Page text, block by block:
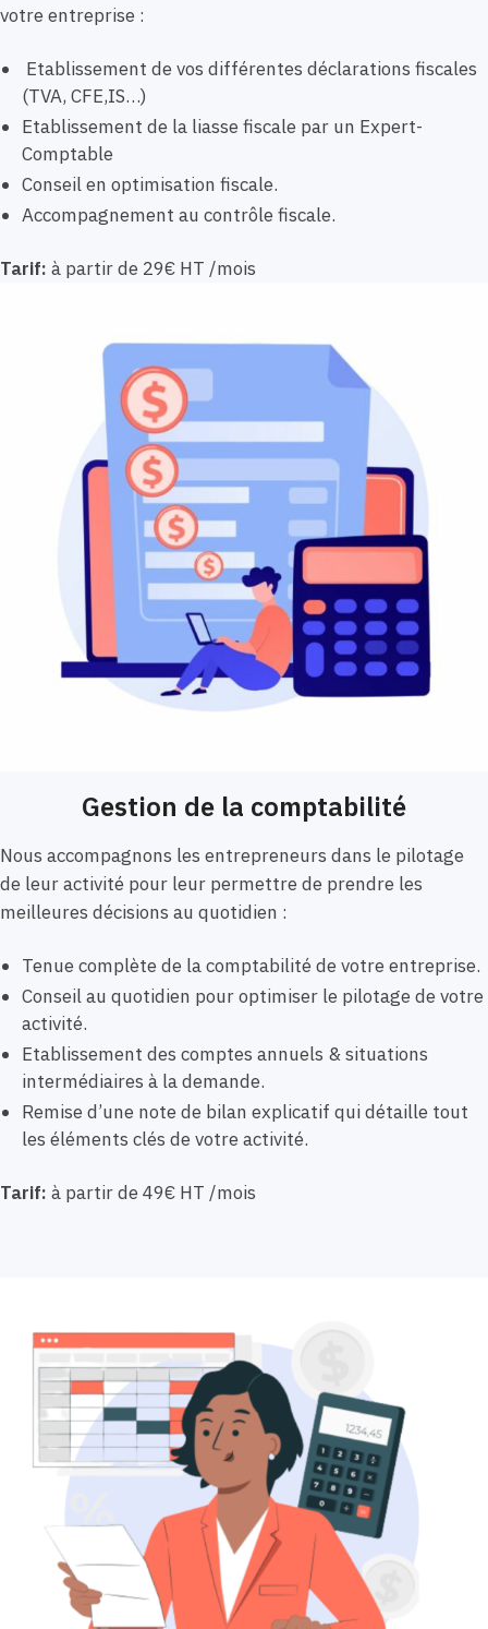
votre entreprise :
Etablissement de vos différentes déclarations fiscales
(TVA, CFE,IS…)
Etablissement de la liasse fiscale par un Expert-
Comptable
Conseil en optimisation fiscale.
Accompagnement au contrôle fiscale.
Tarif: à partir de 29€ HT /mois
Gestion de la comptabilité
Nous accompagnons les entrepreneurs dans le pilotage
de leur activité pour leur permettre de prendre les
meilleures décisions au quotidien :
Tenue complète de la comptabilité de votre entreprise.
Conseil au quotidien pour optimiser le pilotage de votre
activité.
Etablissement des comptes annuels & situations
intermédiaires à la demande.
Remise d’une note de bilan explicatif qui détaille tout
les éléments clés de votre activité.
Tarif: à partir de 49€ HT /mois